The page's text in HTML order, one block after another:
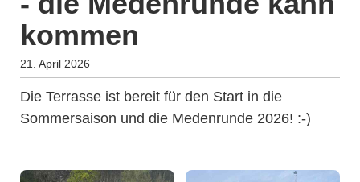
kommen
21. April 2026
Die Terrasse ist bereit für den Start in die
Sommersaison und die Medenrunde 2026! :-)